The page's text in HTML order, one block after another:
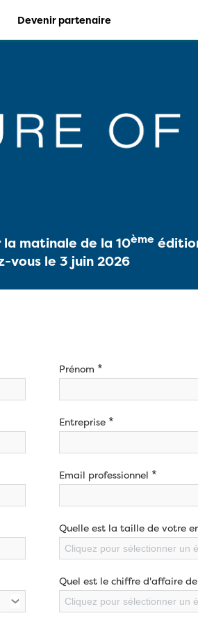
Devenir partenaire
matinale de la 10ème
vous le 3 juin 2026
Prénom *
Entreprise *
Email professionnel *
Quelle est la taille de votre
Cliquez pour sélectionner un
Quel est le chiffre d'affaire
Cliquez pour sélectionner un